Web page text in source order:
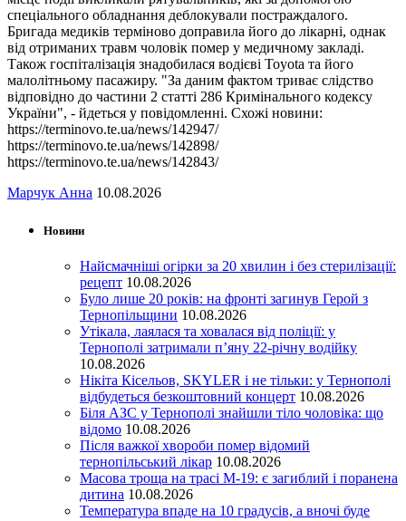
спеціального обладнання деблокували постраждалого.
Бригада медиків терміново доправила його до лікарні, однак
від отриманих травм чоловік помер у медичному закладі.
Також госпіталізація знадобилася водієві Toyota та його
малолітньому пасажиру. "За даним фактом триває слідство
відповідно до частини 2 статті 286 Кримінального кодексу
України", - йдеться у повідомленні. Схожі новини:
https://terminovo.te.ua/news/142947/
https://terminovo.te.ua/news/142898/
https://terminovo.te.ua/news/142843/
Марчук Анна 10.08.2026
Новини
Найсмачніші огірки за 20 хвилин і без стерилізації:
рецепт 10.08.2026
Було лише 20 років: на фронті загинув Герой з
Тернопільщини 10.08.2026
Утікала, лаялася та ховалася від поліції: у
Тернополі затримали п’яну 22-річну водійку
10.08.2026
Нікіта Кісельов, SKYLER і не тільки: у Тернополі
відбудеться безкоштовний концерт 10.08.2026
Біля АЗС у Тернополі знайшли тіло чоловіка: що
відомо 10.08.2026
Після важкої хвороби помер відомий
тернопільський лікар 10.08.2026
Масова троща на трасі М-19: є загиблий і поранена
дитина 10.08.2026
Температура впаде на 10 градусів, а вночі буде